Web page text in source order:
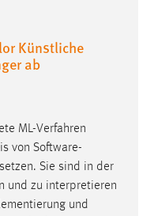
Künstliche
ab
ML-Verfahren
von Software-
Sie sind in der
und zu interpretieren
und